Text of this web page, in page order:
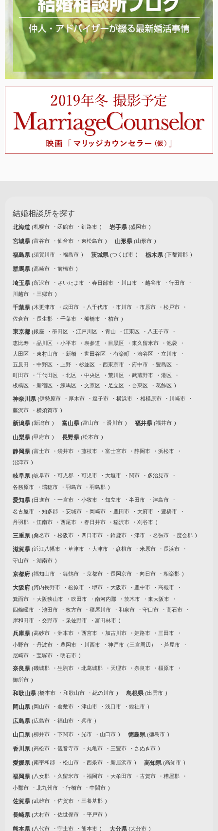
結婚相談所を探す
北海道 札幌市 函館市 釧路市 岩手県 盛岡市
宮城県 富谷市 仙台市 東松島市 山形県 山形市
福島県 須賀川市 福島市 茨城県 つくば市 栃木県 下都賀郡
群馬県 高崎市 前橋市
埼玉県 所沢市 さいたま市 春日部市 川口市 越谷市
行田市
川越市
三郷市
千葉県 木更津市 成田市 八千代市 市川市 市原市
松戸市
佐倉市
長生郡 千葉市 船橋市 柏市
東京都 銀座 墨田区 江戸川区 青山 江東区
八王子市
恵比寿
品川区 小平市 表参道 目黒区 東久留米市
池袋
大田区
東村山市 新橋 世田谷区 有楽町 渋谷区
立川市
五反田
中野区 上野 杉並区 西東京市 府中市
豊島区
町田市
千代田区 北区 中央区 荒川区 武蔵野市
港区
板橋区
新宿区 練馬区 文京区 足立区 台東区 葛飾区
神奈川県 伊勢原市 厚木市 逗子市 横浜市 相模原市
川崎市
藤沢市
横須賀市
新潟県 新潟市 富山県 富山市 滑川市 福井県 福井市
山梨県 甲府市 長野県 松本市
静岡県 富士市 袋井市 藤枝市 富士宮市 静岡市
浜松市
沼津市
岐阜県 岐阜市 可児郡 可児市 大垣市 関市
多治見市
各務原市
瑞穂市 羽島市 羽島郡
愛知県 日進市 一宮市 小牧市 知立市 半田市
津島市
名古屋市
知多郡 安城市 岡崎市 豊田市 大府市
豊橋市
丹羽郡
江南市 西尾市 春日井市 稲沢市 刈谷市
三重県 桑名市 松阪市 四日市市 鈴鹿市 津市 名張市 度会郡
滋賀県 近江八幡市 草津市 大津市 彦根市 米原市
長浜市
守山市
湖南市
京都府 福知山市 舞鶴市 京都市 長岡京市 向日市 相楽郡
大阪府 河内長野市 松原市 堺市 大阪市 豊中市
高槻市
箕面市
大阪狭山市 吹田市 南河内郡 茨木市
東大阪市
四條畷市
池田市 枚方市 寝屋川市 和泉市 守口市
高石市
岸和田市
交野市 泉佐野市 富田林市
兵庫県 高砂市 洲本市 西宮市 加古川市 姫路市
三田市
小野市
丹波市 豊岡市 川西市 神戸市（三宮周辺）
芦屋市
尼崎市
宝塚市 明石市
奈良県 磯城郡 生駒市 北葛城郡 天理市 奈良市
橿原市
御所市
和歌山県 橋本市 和歌山市 紀の川市 島根県 出雲市
岡山県 岡山市 倉敷市 津山市 浅口市 総社市
広島県 広島市 福山市 呉市
山口県 柳井市 下関市 光市 山口市 徳島県 徳島市
香川県 高松市 観音寺市 丸亀市 三豊市 さぬき市
愛媛県 南宇和郡 松山市 西条市 新居浜市 高知県 高知市
福岡県 八女郡 久留米市 福岡市 大牟田市 古賀市
糟屋郡
小郡市
北九州市 行橋市 中間市
佐賀県 武雄市 佐賀市 三養基郡
長崎県 大村市 佐世保市 平戸市
熊本県 八代市 宇土市 熊本市 大分県 大分市